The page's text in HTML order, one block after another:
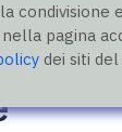
pagina
dei siti del